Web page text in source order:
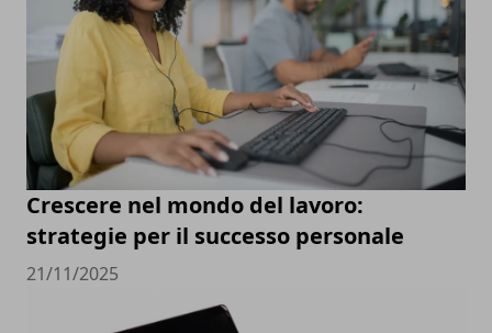
Crescere nel mondo del lavoro:
strategie per il successo personale
21/11/2025